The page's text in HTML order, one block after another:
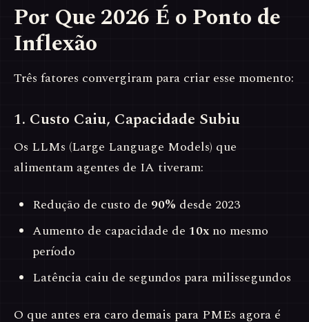
Por Que 2026 É o Ponto de
Inflexão
Três fatores convergiram para criar esse momento:
1. Custo Caiu, Capacidade Subiu
Os LLMs (Large Language Models) que
alimentam agentes de IA tiveram:
Redução de custo de 90% desde 2023
Aumento de capacidade de 10x no mesmo
período
Latência caiu de segundos para milissegundos
O que antes era caro demais para PMEs agora é